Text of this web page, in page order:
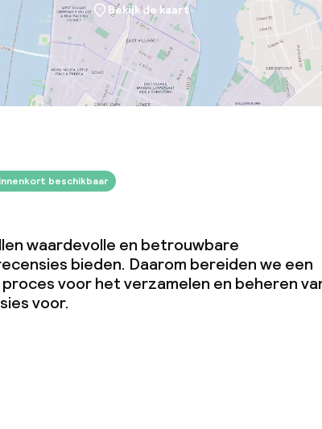
Bekijk de kaart
beschikbaar
waardevolle en betrouwbare
bieden. Daarom bereiden we een
proces voor het verzamelen en beheren
voor.